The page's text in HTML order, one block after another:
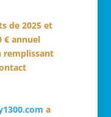
de 2025 et
€ annuel
remplissant
a